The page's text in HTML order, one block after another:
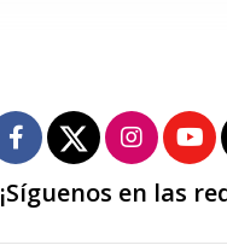
¡Síguenos en las